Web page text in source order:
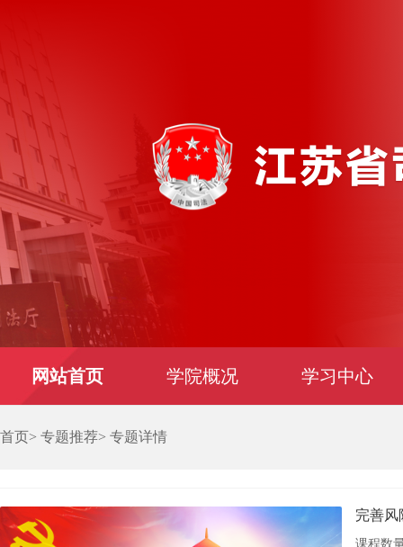
网站首页 学院概况 学习中心
首页> 专题推荐> 专题详情
完善风
课程数